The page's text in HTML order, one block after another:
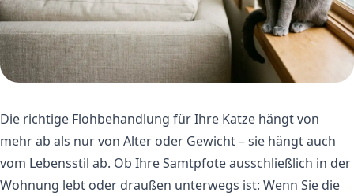
Die richtige Flohbehandlung für Ihre Katze hängt von
mehr ab als nur von Alter oder Gewicht – sie hängt auch
vom Lebensstil ab. Ob Ihre Samtpfote ausschließlich in der
Wohnung lebt oder draußen unterwegs ist: Wenn Sie die